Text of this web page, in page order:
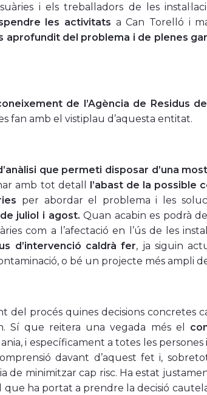
i els treballadors de les
les activitats a Can Torelló i
aprofundit del problema i de plenes
de l’Agència de Residus
fan amb el vistiplau d’aquesta entitat.
que permeti disposar d’una
amb tot detall l’abast de la possible
per abordar el problema i les
juliol i agost. Quan acabin es podrà
com a l’afectació en l’ús de les
d’intervenció caldrà fer, ja siguin
o bé un projecte més ampli de
procés quines decisions concretes
Sí que reitera una vegada més el
i específicament a totes les persones
davant d’aquest fet i,
de minimitzar cap risc. Ha estat
que ha portat a prendre la decisió